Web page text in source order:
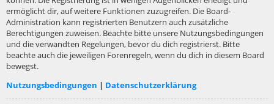
ermöglicht dir, auf weitere Funktionen zuzugreifen. Die Board-
Administration kann registrierten Benutzern auch zusätzliche
Berechtigungen zuweisen. Beachte bitte unsere Nutzungsbedingungen
und die verwandten Regelungen, bevor du dich registrierst. Bitte
beachte auch die jeweiligen Forenregeln, wenn du dich in diesem Board
bewegst.
Nutzungsbedingungen | Datenschutzerklärung